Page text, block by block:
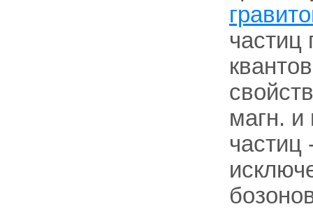
частиц
магн. и
частиц